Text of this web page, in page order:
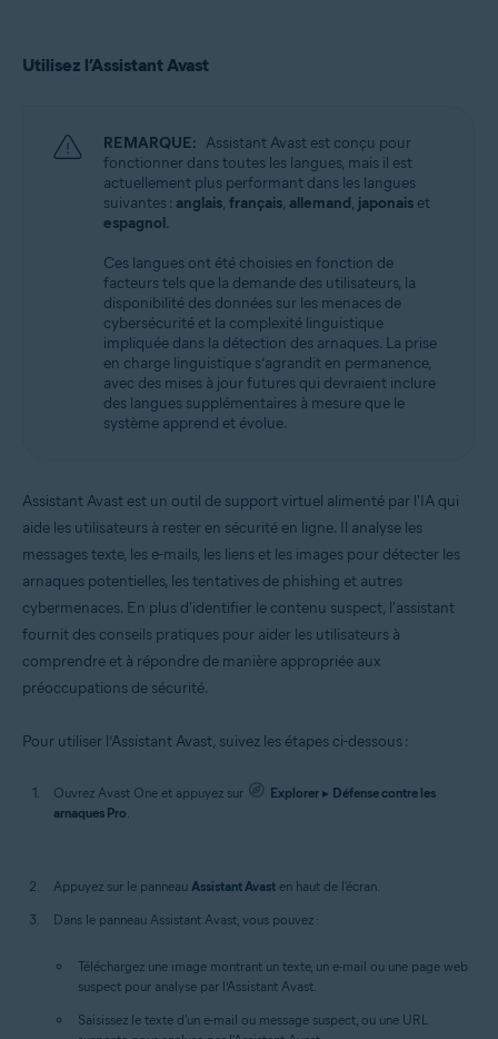
Utilisez l’Assistant Avast
REMARQUE: Assistant Avast est conçu pour
fonctionner dans toutes les langues, mais il est
actuellement plus performant dans les langues
suivantes : anglais, français, allemand, japonais et
espagnol.
Ces langues ont été choisies en fonction de
facteurs tels que la demande des utilisateurs, la
disponibilité des données sur les menaces de
cybersécurité et la complexité linguistique
impliquée dans la détection des arnaques. La prise
en charge linguistique s’agrandit en permanence,
avec des mises à jour futures qui devraient inclure
des langues supplémentaires à mesure que le
système apprend et évolue.
Assistant Avast est un outil de support virtuel alimenté par l'IA qui
aide les utilisateurs à rester en sécurité en ligne. Il analyse les
messages texte, les e-mails, les liens et les images pour détecter les
arnaques potentielles, les tentatives de phishing et autres
cybermenaces. En plus d'identifier le contenu suspect, l'assistant
fournit des conseils pratiques pour aider les utilisateurs à
comprendre et à répondre de manière appropriée aux
préoccupations de sécurité.
Pour utiliser l’Assistant Avast, suivez les étapes ci-dessous :
Ouvrez Avast One et appuyez sur Explorer ▸ Défense contre les
arnaques Pro.
Appuyez sur le panneau Assistant Avast en haut de l'écran.
Dans le panneau Assistant Avast, vous pouvez :
Téléchargez une image montrant un texte, un e-mail ou une page web
suspect pour analyse par l’Assistant Avast.
Saisissez le texte d'un e-mail ou message suspect, ou une URL